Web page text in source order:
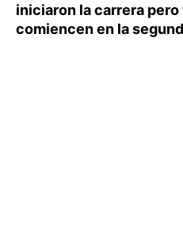
iniciaron la carrera
comiencen en la